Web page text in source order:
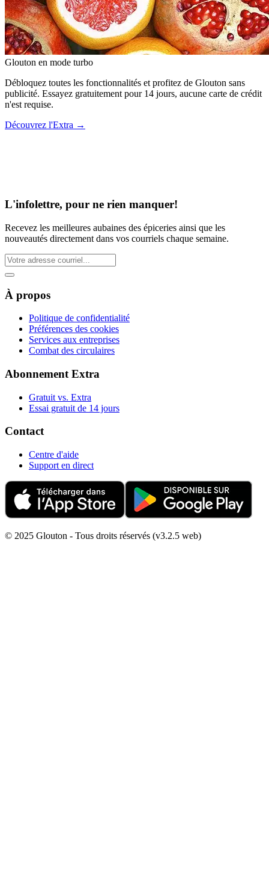
Glouton en mode turbo
Débloquez toutes les fonctionnalités et profitez de Glouton sans
publicité. Essayez gratuitement pour 14 jours, aucune carte de crédit
n'est requise.
Découvrez l'Extra →
L'infolettre, pour ne rien manquer!
Recevez les meilleures aubaines des épiceries ainsi que les
nouveautés directement dans vos courriels chaque semaine.
À propos
Politique de confidentialité
Préférences des cookies
Services aux entreprises
Combat des circulaires
Abonnement Extra
Gratuit vs. Extra
Essai gratuit de 14 jours
Contact
Centre d'aide
Support en direct
© 2025 Glouton - Tous droits réservés (v3.2.5 web)